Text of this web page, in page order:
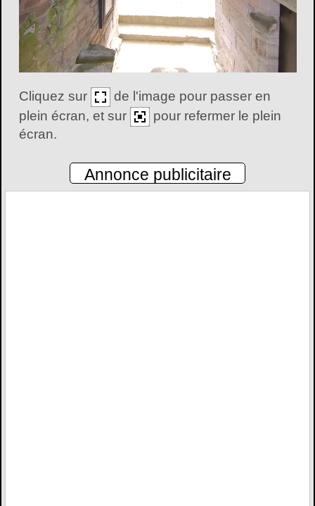
Cliquez sur
de l'image pour passer en
plein écran, et sur
pour refermer le plein
écran.
Annonce publicitaire